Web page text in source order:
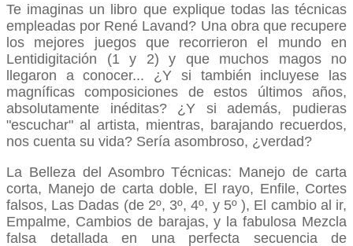
Te imaginas un libro que explique todas las técnicas
empleadas por René Lavand? Una obra que recupere
los mejores juegos que recorrieron el mundo en
Lentidigitación (1 y 2) y que muchos magos no
llegaron a conocer... ¿Y si también incluyese las
magníficas composiciones de estos últimos años,
absolutamente inéditas? ¿Y si además, pudieras
"escuchar" al artista, mientras, barajando recuerdos,
nos cuenta su vida? Sería asombroso, ¿verdad?
La Belleza del Asombro Técnicas: Manejo de carta
corta, Manejo de carta doble, El rayo, Enfile, Cortes
falsos, Las Dadas (de 2º, 3º, 4º, y 5º ), El cambio al ir,
Empalme, Cambios de barajas, y la fabulosa Mezcla
falsa detallada en una perfecta secuencia de